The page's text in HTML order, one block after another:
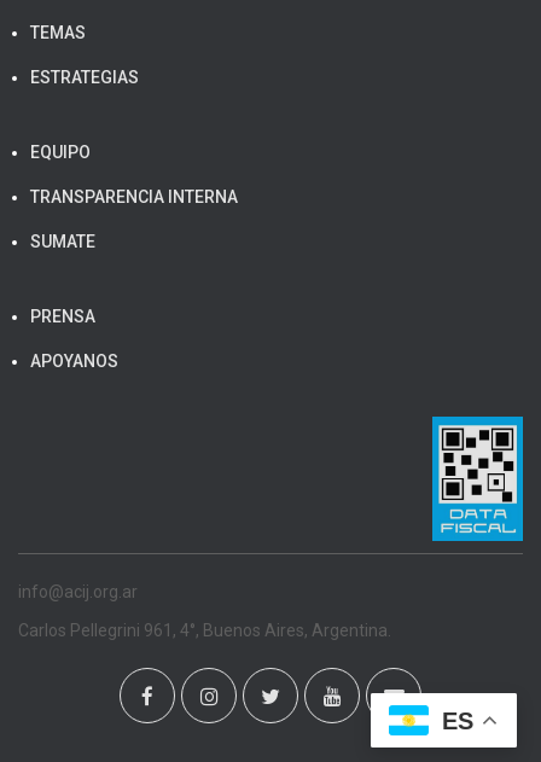
TEMAS
ESTRATEGIAS
EQUIPO
TRANSPARENCIA INTERNA
SUMATE
PRENSA
APOYANOS
info@acij.org.ar
Carlos Pellegrini 961, 4°, Buenos Aires, Argentina.
ES